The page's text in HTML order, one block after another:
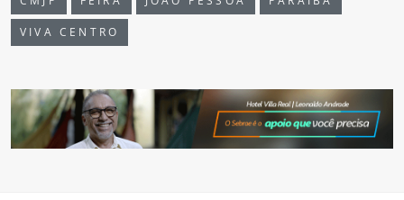
VIVA CENTRO